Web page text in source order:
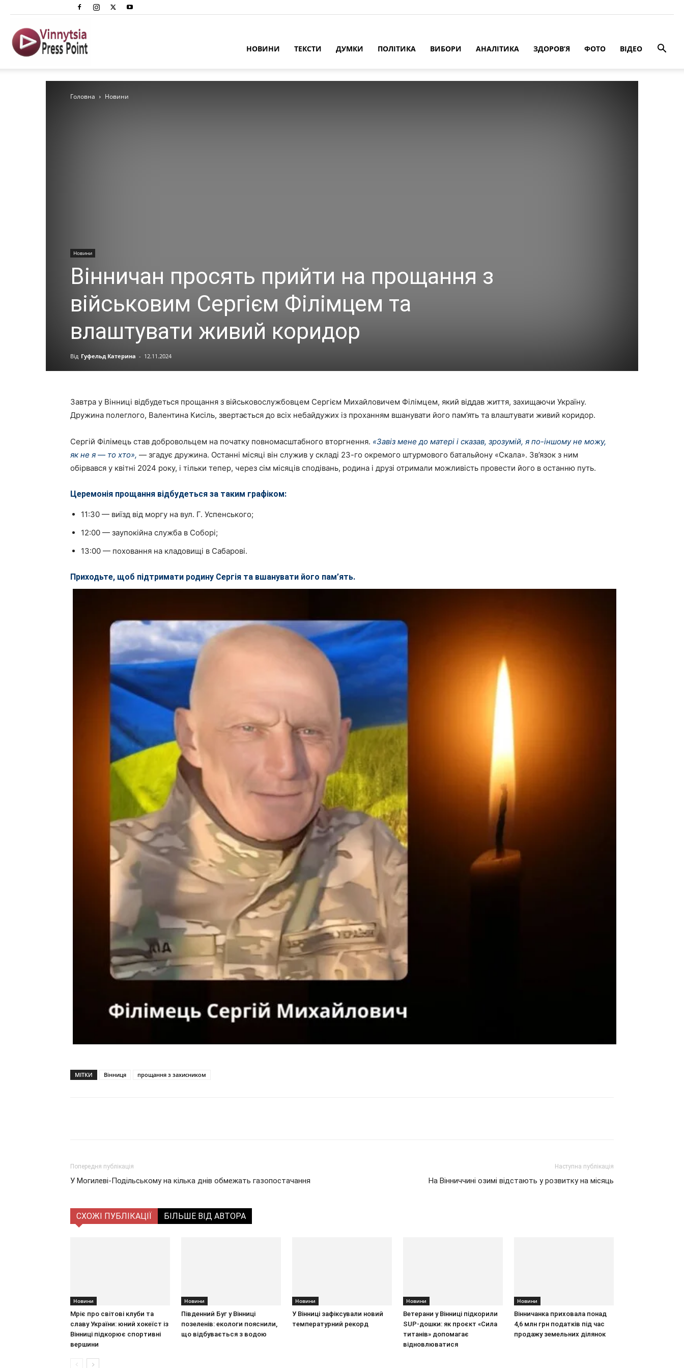
Преспоінт
НОВИНИ ТЕКСТИ ДУМКИ ПОЛІТИКА ВИБОРИ АНАЛІТИКА ЗДОРОВ’Я ФОТО ВІДЕО
Головна Новини
Новини
Вінничан просять прийти на прощання з
військовим Сергієм Філімцем та
влаштувати живий коридор
Від Гуфельд Катерина - 12.11.2024
Завтра у Вінниці відбудеться прощання з військовослужбовцем Сергієм Михайловичем Філімцем, який віддав життя, захищаючи Україну.
Дружина полеглого, Валентина Кисіль, звертається до всіх небайдужих із проханням вшанувати його пам’ять та влаштувати живий коридор.
Сергій Філімець став добровольцем на початку повномасштабного вторгнення. «Завіз мене до матері і сказав, зрозумій, я по-іншому не можу,
як не я — то хто», — згадує дружина. Останні місяці він служив у складі 23-го окремого штурмового батальйону «Скала». Зв’язок з ним
обірвався у квітні 2024 року, і тільки тепер, через сім місяців сподівань, родина і друзі отримали можливість провести його в останню путь.
Церемонія прощання відбудеться за таким графіком:
11:30 — виїзд від моргу на вул. Г. Успенського;
12:00 — заупокійна служба в Соборі;
13:00 — поховання на кладовищі в Сабарові.
Приходьте, щоб підтримати родину Сергія та вшанувати його пам’ять.
МІТКИ Вінниця прощання з захисником
Попередня публікація
У Могилеві-Подільському на кілька днів обмежать газопостачання
Наступна публікація
На Вінниччині озимі відстають у розвитку на місяць
СХОЖІ ПУБЛІКАЦІЇ БІЛЬШЕ ВІД АВТОРА
Новини
Мріє про світові клуби та
славу України: юний хокеїст із
Вінниці підкорює спортивні
вершини
Новини
Південний Буг у Вінниці
позеленів: екологи пояснили,
що відбувається з водою
Новини
У Вінниці зафіксували новий
температурний рекорд
Новини
Ветерани у Вінниці підкорили
SUP-дошки: як проєкт «Сила
титанів» допомагає
відновлюватися
Новини
Вінничанка приховала понад
4,6 млн грн податків під час
продажу земельних ділянок